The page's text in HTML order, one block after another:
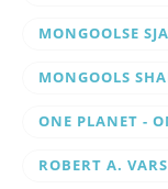
MONGOOLSE
MONGOOLS
ONE PLANET -
ROBERT A.